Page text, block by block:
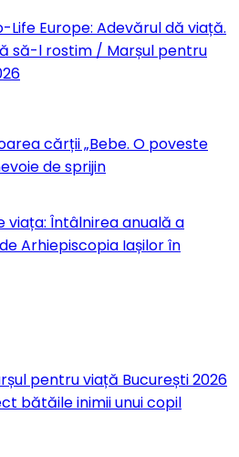
Life Europe: Adevărul dă viață.
să-l rostim / Marșul pentru
cărții „Bebe. O poveste
de sprijin
viața: Întâlnirea anuală a
Arhiepiscopia Iașilor în
pentru viață București 2026
bătăile inimii unui copil